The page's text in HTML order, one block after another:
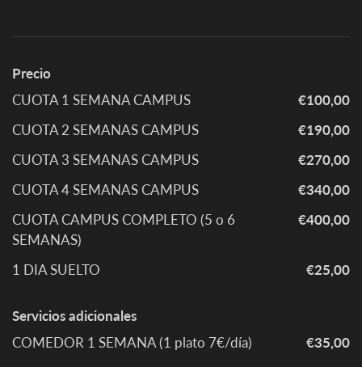
Precio
CUOTA 1 SEMANA CAMPUS
€100,00
CUOTA 2 SEMANAS CAMPUS
€190,00
CUOTA 3 SEMANAS CAMPUS
€270,00
CUOTA 4 SEMANAS CAMPUS
€340,00
CUOTA CAMPUS COMPLETO (5 o 6
SEMANAS)
€400,00
1 DIA SUELTO €25,00
Servicios adicionales
COMEDOR 1 SEMANA (1 plato 7€/día)
€35,00